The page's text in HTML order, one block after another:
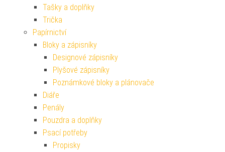
Tašky a doplňky
Trička
Papírnictví
Bloky a zápisníky
Designové zápisníky
Plyšové zápisníky
Poznámkové bloky a plánovače
Diáře
Penály
Pouzdra a doplňky
Psací potřeby
Propisky